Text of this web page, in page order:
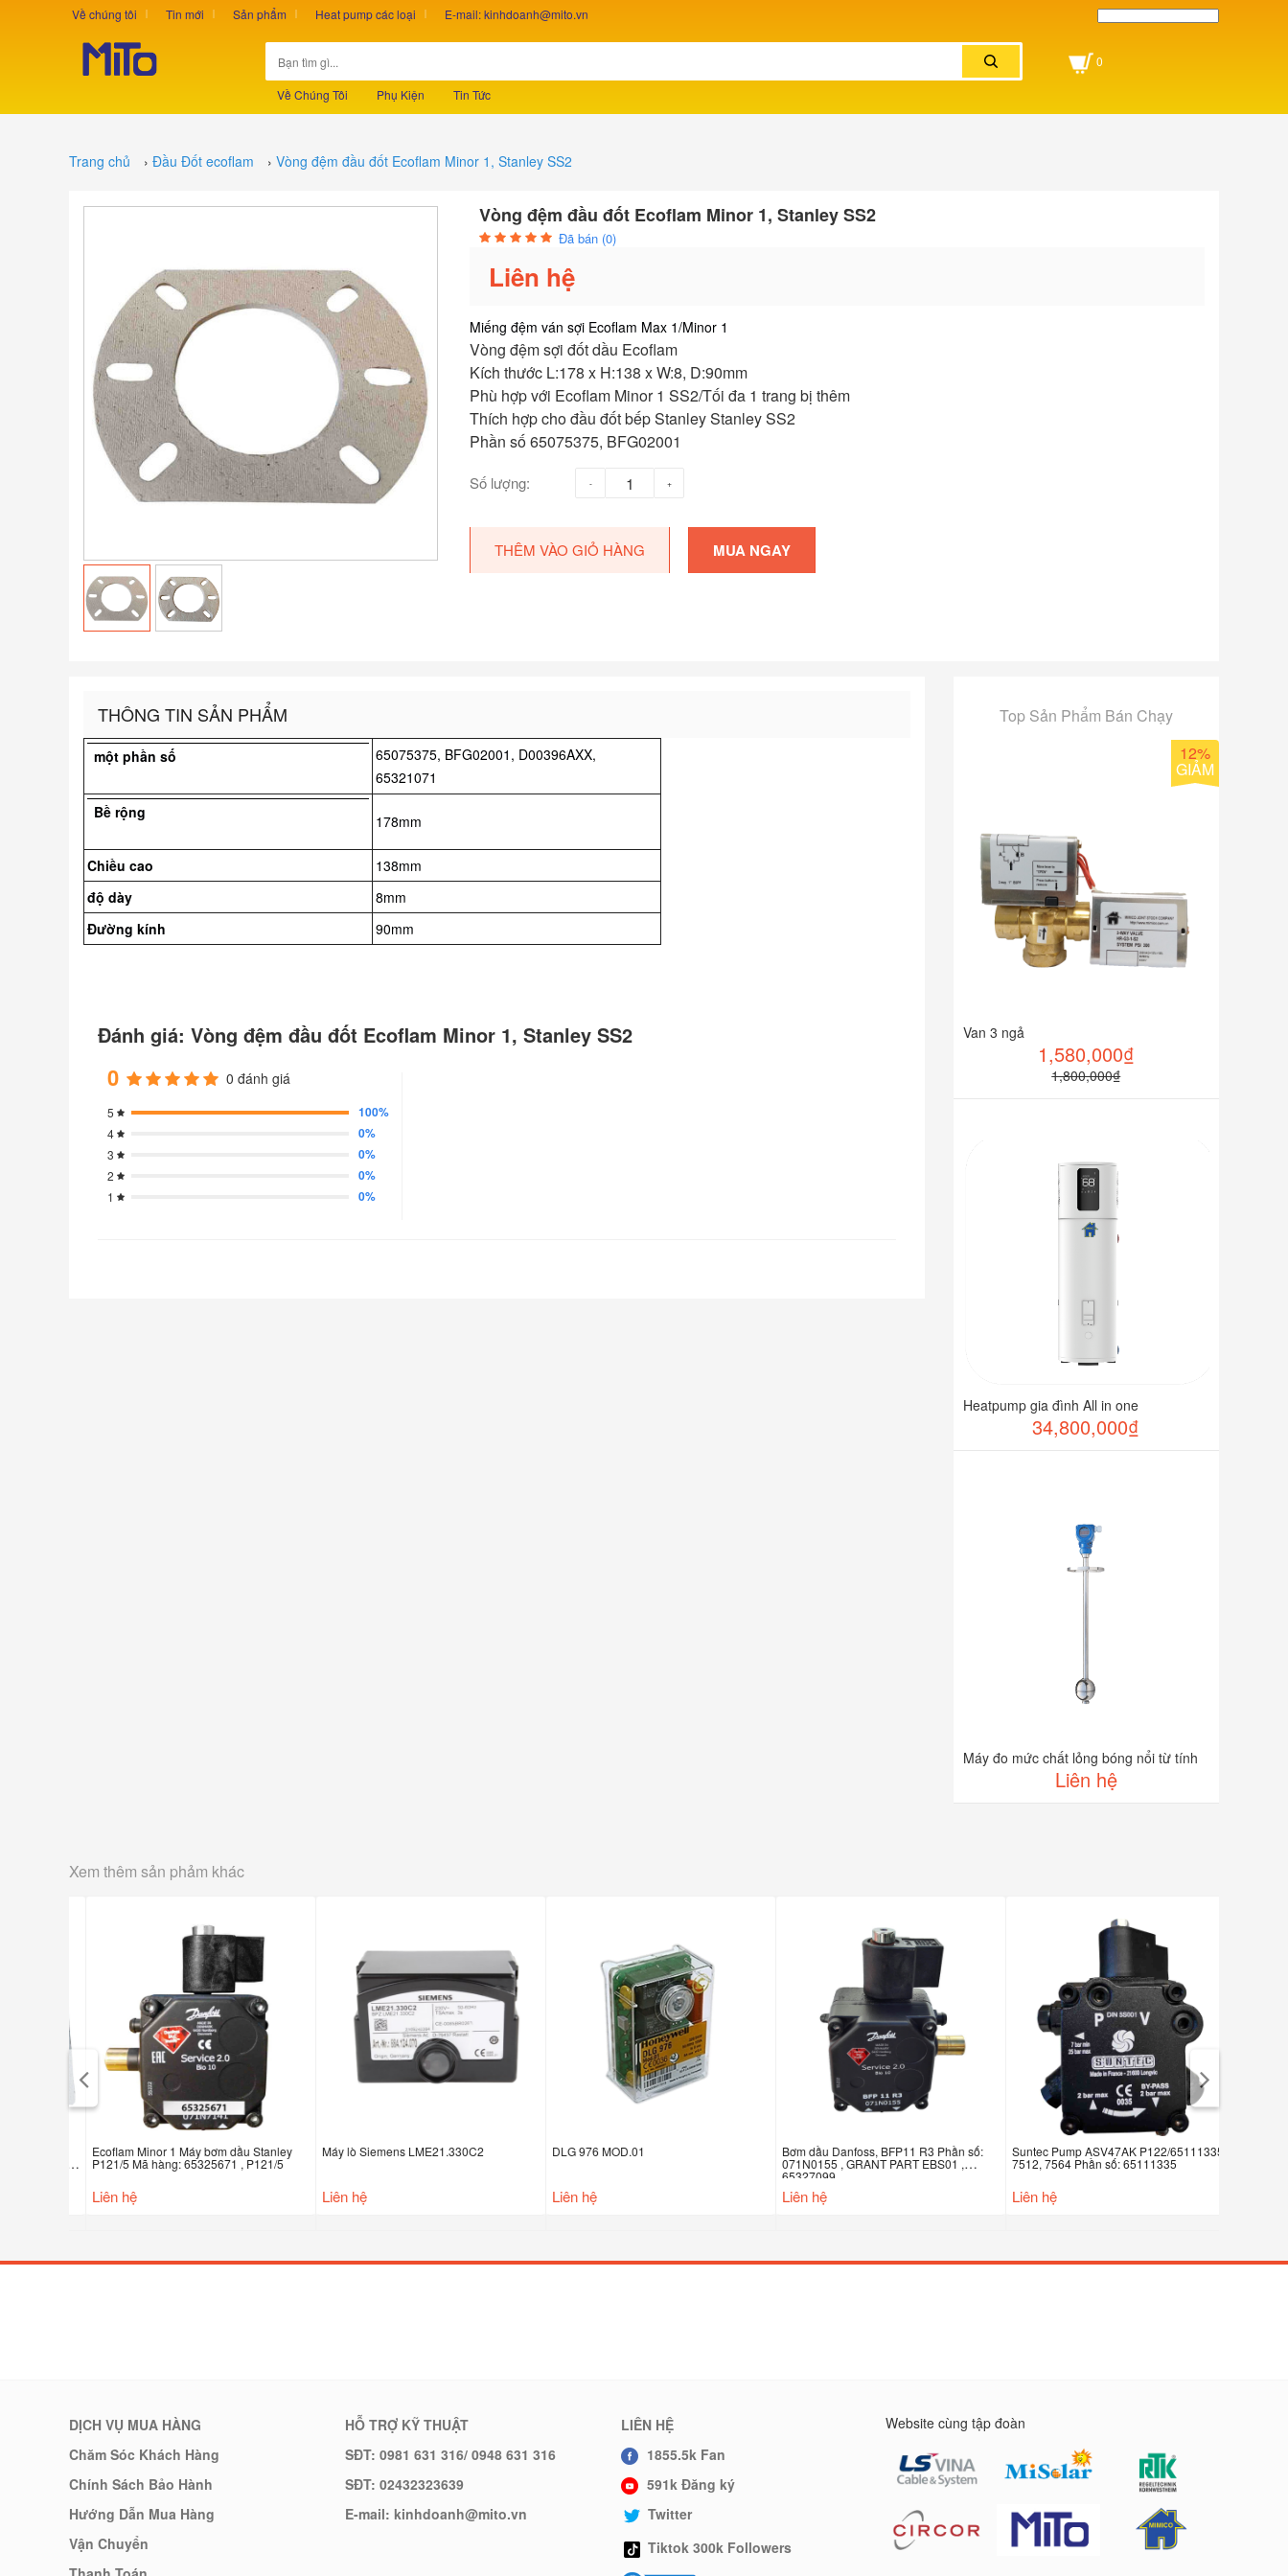
Về chúng tôi Tin mới Sản phẩm Heat pump các loại E-mail: kinhdoanh@mito.vn
Về Chúng Tôi Phụ Kiện Tin Tức
0
Trang chủ › Đầu Đốt ecoflam › Vòng đệm đầu đốt Ecoflam Minor 1, Stanley SS2
Vòng đệm đầu đốt Ecoflam Minor 1, Stanley SS2
Đã bán (0)
Liên hệ
Miếng đệm ván sợi Ecoflam Max 1/Minor 1
Vòng đệm sợi đốt dầu Ecoflam
Kích thước L:178 x H:138 x W:8, D:90mm
Phù hợp với Ecoflam Minor 1 SS2/Tối đa 1 trang bị thêm
Thích hợp cho đầu đốt bếp Stanley Stanley SS2
Phần số 65075375, BFG02001
Số lượng:
THÊM VÀO GIỎ HÀNG MUA NGAY
THÔNG TIN SẢN PHẨM
một phần số
65075375, BFG02001, D00396AXX,
65321071
Bề rộng
178mm
Chiều cao
138mm
độ dày
8mm
Đường kính
90mm
Đánh giá: Vòng đệm đầu đốt Ecoflam Minor 1, Stanley SS2
0 0 đánh giá
5 100%
4 0%
3 0%
2 0%
1 0%
Top Sản Phẩm Bán Chạy
12%
GIẢM
Van 3 ngả
1,580,000₫
1,800,000₫
Heatpump gia đình All in one
34,800,000₫
Máy đo mức chất lỏng bóng nổi từ tính
Liên hệ
Xem thêm sản phảm khác
Ecoflam Minor 1 Máy bơm dầu Stanley
P121/5 Mã hàng: 65325671 , P121/5
Liên hệ
Máy lò Siemens LME21.330C2
Liên hệ
DLG 976 MOD.01
Liên hệ
Bơm dầu Danfoss, BFP11 R3 Phần số:
071N0155 , GRANT PART EBS01 ,
65327099
Liên hệ
Suntec Pump ASV47AK P122/65111335,
7512, 7564 Phần số: 65111335
Liên hệ
DỊCH VỤ MUA HÀNG
Chăm Sóc Khách Hàng
Chính Sách Bảo Hành
Hướng Dẫn Mua Hàng
Vận Chuyển
HỖ TRỢ KỸ THUẬT
SĐT: 0981 631 316/ 0948 631 316
SĐT: 02432323639
E-mail: kinhdoanh@mito.vn
LIÊN HỆ
1855.5k Fan
591k Đăng ký
Twitter
Tiktok 300k Followers
Website cùng tập đoàn